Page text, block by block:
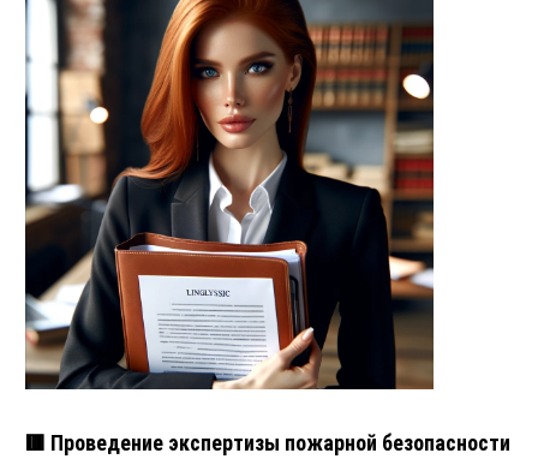
🟥 Проведение экспертизы пожарной безопасности